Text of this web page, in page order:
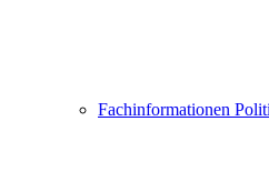
Fachinformationen